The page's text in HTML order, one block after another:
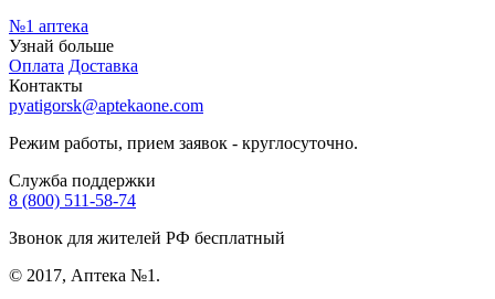
№1 аптека
Узнай больше
Оплата Доставка
Контакты
pyatigorsk@aptekaone.com
Режим работы, прием заявок - круглосуточно.
Служба поддержки
8 (800) 511-58-74
Звонок для жителей РФ бесплатный
© 2017, Аптека №1.